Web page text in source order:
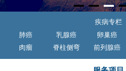
疾病专栏
肺癌
乳腺癌 卵巢癌
肉瘤
脊柱侧弯 前列腺癌